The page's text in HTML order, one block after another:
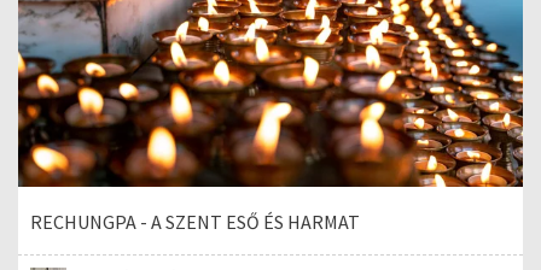
RECHUNGPA - A SZENT ESŐ ÉS HARMAT